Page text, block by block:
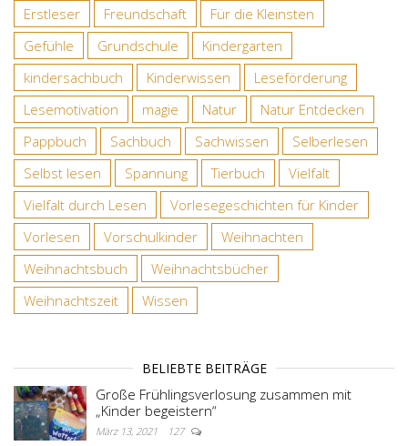
Erstleser
Freundschaft
Für die Kleinsten
Gefühle
Grundschule
Kindergarten
kindersachbuch
Kinderwissen
Leseförderung
Lesemotivation
magie Natur
Natur Entdecken
Pappbuch
Sachbuch Sachwissen
Selberlesen
Selbst lesen
Spannung Tierbuch
Vielfalt
Vielfalt durch Lesen
Vorlesegeschichten für Kinder
Vorlesen
Vorschulkinder
Weihnachten
Weihnachtsbuch
Weihnachtsbücher
Weihnachtszeit
Wissen
BELIEBTE BEITRÄGE
Große Frühlingsverlosung zusammen mit
„Kinder begeistern“
März 13, 2021 127